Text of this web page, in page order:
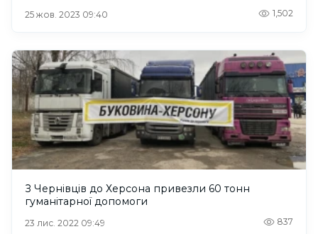
25 жов. 2023 09:40 1,502
З Чернівців до Херсона привезли 60 тонн
гуманітарної допомоги
23 лис. 2022 09:49 837